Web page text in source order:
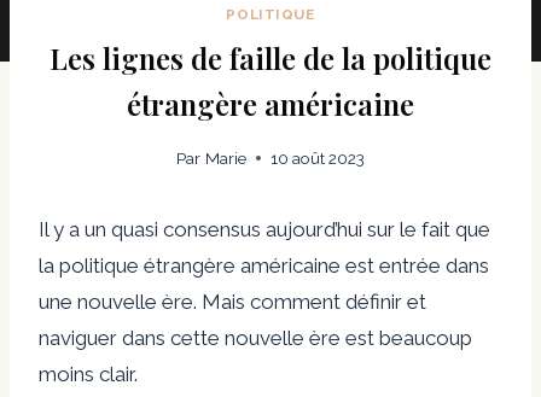
POLITIQUE
Les lignes de faille de la politique
étrangère américaine
Par Marie 10 août 2023
Il y a un quasi consensus aujourd’hui sur le fait que
la politique étrangère américaine est entrée dans
une nouvelle ère. Mais comment définir et
naviguer dans cette nouvelle ère est beaucoup
moins clair.